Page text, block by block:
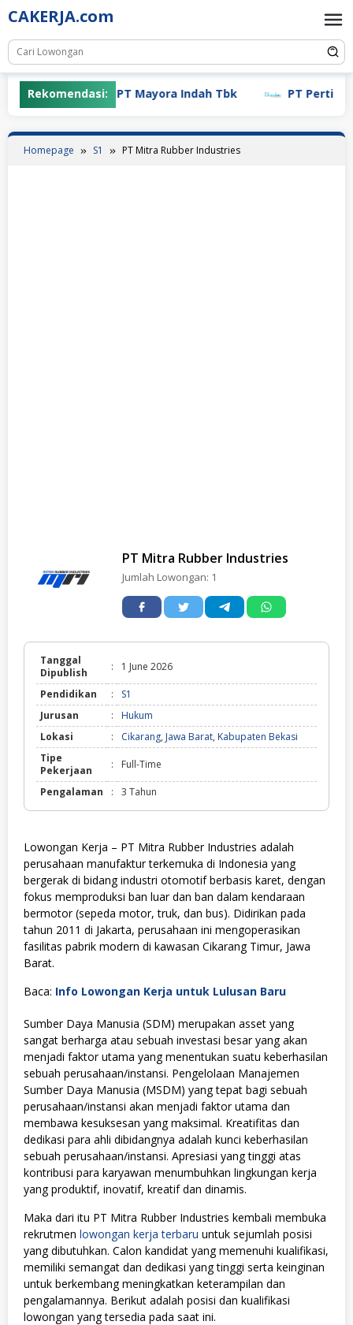
Skip
to
content
CAKERJA.com
Rekomendasi:PT Mayora Indah Tbk PT Pertiwi
Homepage S1 PT Mitra Rubber Industries
PT Mitra Rubber Industries
Jumlah Lowongan: 1
Tanggal
Dipublish
: 1 June 2026
Pendidikan :
S1
Jurusan
:
Hukum
Lokasi
: Cikarang, Jawa Barat, Kabupaten Bekasi
Tipe
Pekerjaan
: Full-Time
Pengalaman : 3 Tahun
Lowongan Kerja – PT Mitra Rubber Industries adalah
perusahaan manufaktur terkemuka di Indonesia yang
bergerak di bidang industri otomotif berbasis karet, dengan
fokus memproduksi ban luar dan ban dalam kendaraan
bermotor (sepeda motor, truk, dan bus). Didirikan pada
tahun 2011 di Jakarta, perusahaan ini mengoperasikan
fasilitas pabrik modern di kawasan Cikarang Timur, Jawa
Barat.
Baca: Info Lowongan Kerja untuk Lulusan Baru
Sumber Daya Manusia (SDM) merupakan asset yang
sangat berharga atau sebuah investasi besar yang akan
menjadi faktor utama yang menentukan suatu keberhasilan
sebuah perusahaan/instansi. Pengelolaan Manajemen
Sumber Daya Manusia (MSDM) yang tepat bagi sebuah
perusahaan/instansi akan menjadi faktor utama dan
membawa kesuksesan yang maksimal. Kreatifitas dan
dedikasi para ahli dibidangnya adalah kunci keberhasilan
sebuah perusahaan/instansi. Apresiasi yang tinggi atas
kontribusi para karyawan menumbuhkan lingkungan kerja
yang produktif, inovatif, kreatif dan dinamis.
Maka dari itu PT Mitra Rubber Industries kembali membuka
rekrutmen lowongan kerja terbaru untuk sejumlah posisi
yang dibutuhkan. Calon kandidat yang memenuhi kualifikasi,
memiliki semangat dan dedikasi yang tinggi serta keinginan
untuk berkembang meningkatkan keterampilan dan
pengalamannya. Berikut adalah posisi dan kualifikasi
lowongan yang tersedia pada saat ini.